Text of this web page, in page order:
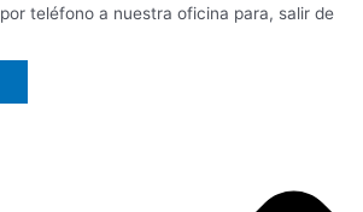
por teléfono a nuestra oficina para, salir de